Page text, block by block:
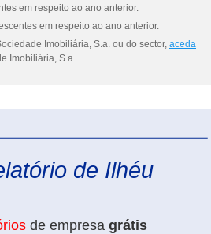
em respeito ao ano anterior.
em respeito ao ano anterior.
Imobiliária, S.a. ou do sector, aceda
Imobiliária, S.a..
de Ilhéu
de empresa grátis